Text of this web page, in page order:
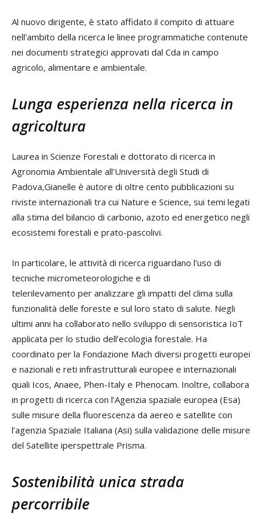
Al nuovo dirigente, è stato affidato il compito di attuare
nell'ambito della ricerca le linee programmatiche contenute
nei documenti strategici approvati dal Cda in campo
agricolo, alimentare e ambientale.
Lunga esperienza nella ricerca in
agricoltura
Laurea in Scienze Forestali e dottorato di ricerca in
Agronomia Ambientale all’Università degli Studi di
Padova,Gianelle è autore di oltre cento pubblicazioni su
riviste internazionali tra cui Nature e Science, sui temi legati
alla stima del bilancio di carbonio, azoto ed energetico negli
ecosistemi forestali e prato-pascolivi.
In particolare, le attività di ricerca riguardano l’uso di
tecniche micrometeorologiche e di
telerilevamento per analizzare gli impatti del clima sulla
funzionalità delle foreste e sul loro stato di salute. Negli
ultimi anni ha collaborato nello sviluppo di sensoristica IoT
applicata per lo studio dell’ecologia forestale. Ha
coordinato per la Fondazione Mach diversi progetti europei
e nazionali e reti infrastrutturali europee e internazionali
quali Icos, Anaee, Phen-Italy e Phenocam. Inoltre, collabora
in progetti di ricerca con l’Agenzia spaziale europea (Esa)
sulle misure della fluorescenza da aereo e satellite con
l’agenzia Spaziale Italiana (Asi) sulla validazione delle misure
del Satellite iperspettrale Prisma.
Sostenibilità unica strada
percorribile